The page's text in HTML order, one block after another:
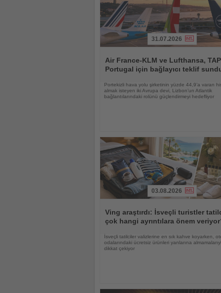
Oku
31.07.2026
Air France-KLM ve Lufthansa,
Portugal için bağlayıcı teklif
Portekizli hava yolu şirketinin yüzde 44,9’a varan
almak isteyen iki Avrupa devi, Lizbon’un Atlantik
bağlantılarındaki rolünü güçlendirmeyi hedefliyor
Oku
03.08.2026
Ving araştırdı: İsveçli turistler
çok hangi ayrıntılara önem
İsveçli tatilciler valizlerine en sık kahve koyarken,
odalarındaki ücretsiz ürünleri yanlarına
dikkat çekiyor